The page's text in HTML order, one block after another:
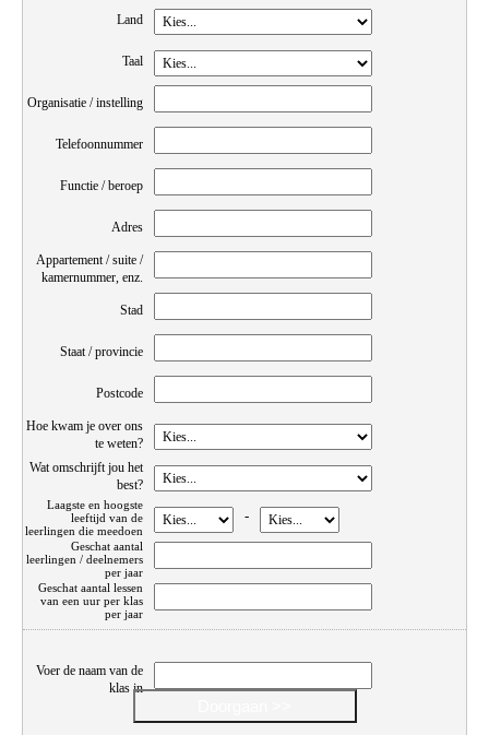
Land
Taal
Organisatie / instelling
Telefoonnummer
Functie / beroep
Adres
Appartement / suite /
kamernummer, enz.
Stad
Staat / provincie
Postcode
Hoe kwam je over ons
te weten?
Wat omschrijft jou het
best?
Laagste en hoogste
leeftijd van de
leerlingen die meedoen
-
Geschat aantal
leerlingen / deelnemers
per jaar
Geschat aantal lessen
van een uur per klas
per jaar
Voer de naam van de
klas in